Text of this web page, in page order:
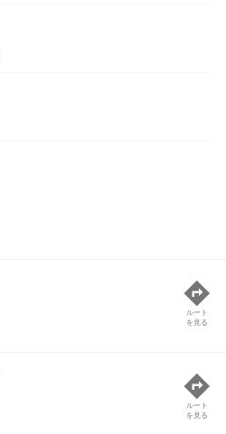
ルート
を見る
ルート
を見る